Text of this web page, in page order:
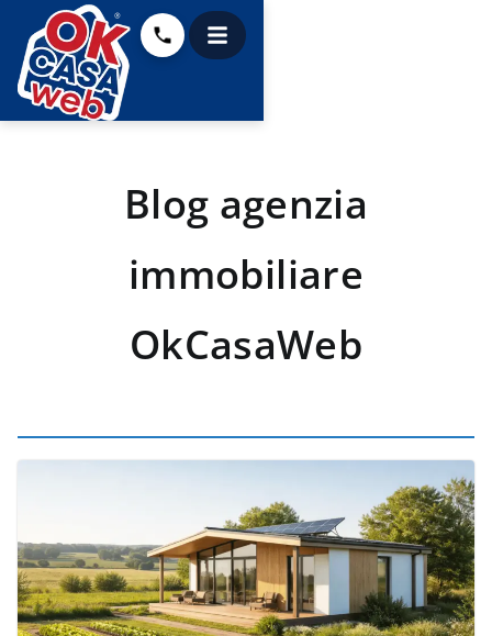
contenuto
Blog agenzia
immobiliare
OkCasaWeb